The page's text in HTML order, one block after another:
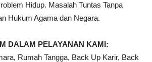
Hidup. Masalah Tuntas Tanpa
Hukum Agama dan Negara.
DALAM PELAYANAN KAMI:
Rumah Tangga, Back Up Karir, Back